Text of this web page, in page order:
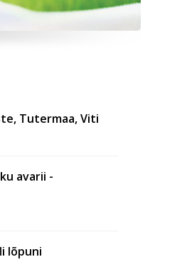
Tutermaa, Viti
avarii -
lõpuni